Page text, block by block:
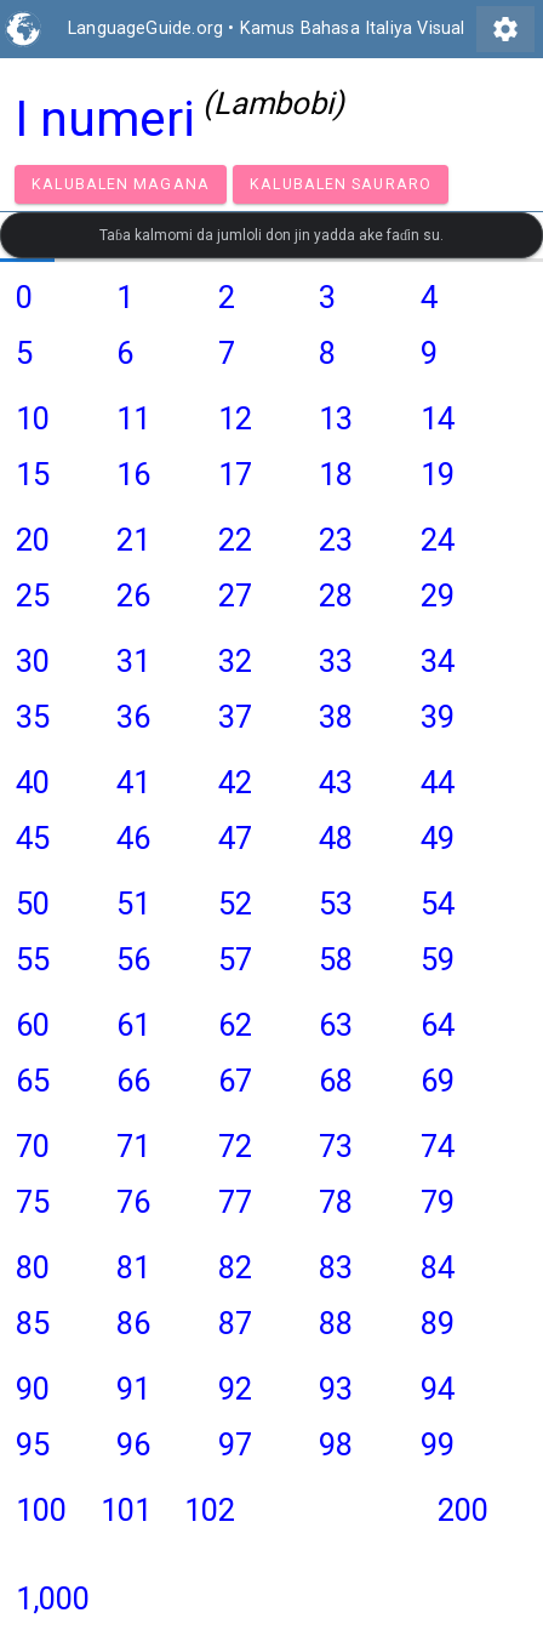
LanguageGuide.org • Kamus Bahasa Italiya Visual settings
I numeri (Lambobi)
KALUBALEN MAGANA KALUBALEN SAURARO
Taɓa kalmomi da jumloli don jin yadda ake faɗin su.
0 1 2 3
4
5
6 7 8
9
10
11 12 13
14
15
16 17 18
19
20
21 22 23
24
25
26 27 28
29
30
31 32 33
34
35
36 37 38
39
40
41 42 43
44
45
46 47 48
49
50
51 52 53
54
55
56 57 58
59
60
61 62 63
64
65
66 67 68
69
70
71 72 73
74
75
76 77 78
79
80
81 82 83
84
85
86 87 88
89
90
91 92 93
94
95
96 97 98
99
100
101 102 200
1,000